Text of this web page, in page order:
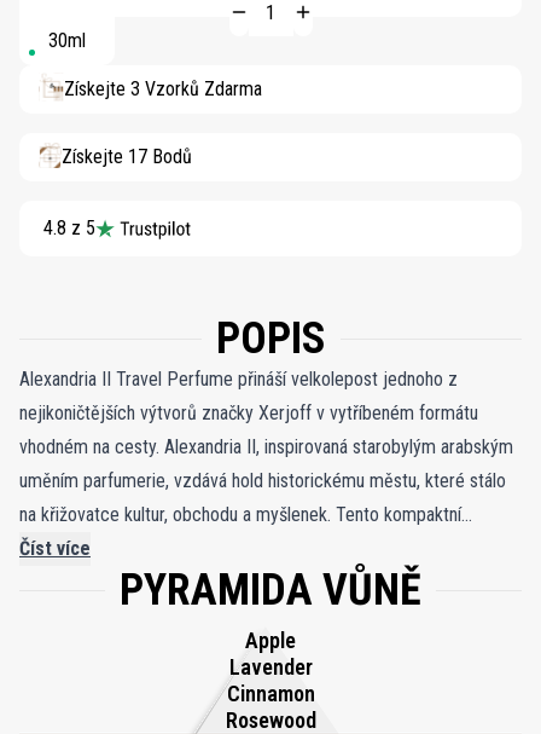
30ml
Získejte 3 Vzorků Zdarma
Získejte 17 Bodů
4.8 z 5
POPIS
Alexandria II Travel Perfume přináší velkolepost jednoho z
nejikoničtějších výtvorů značky Xerjoff v vytříbeném formátu
vhodném na cesty. Alexandria II, inspirovaná starobylým arabským
uměním parfumerie, vzdává hold historickému městu, které stálo
na křižovatce kultur, obchodu a myšlenek. Tento kompaktní
atomizér je stvořen pro ty, kdo hledají luxus bez kompromisů, a
nabízí praktický a zároveň elegantní způsob, jak mít svůj
Zachycuje harmonii tradice a inovace, která definuje jak samotnou
vůni, tak město, jež ji inspirovalo. Vůně se otevírá hřejivou, a
přesto svěží směsí křupavého jablka, skořice, levandule a
Číst více
PYRAMIDA VŮNĚ
Apple
Lavender
Cinnamon
Rosewood